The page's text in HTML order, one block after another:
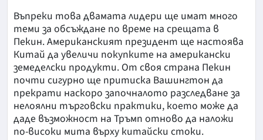
Въпреки това двамата лидери ще имат много
теми за обсъждане по време на срещата в
Пекин. Американският президент ще настоява
Китай да увеличи покупките на американски
земеделски продукти. От своя страна Пекин
почти сигурно ще притиска Вашингтон да
прекрати наскоро започналото разследване за
нелоялни търговски практики, което може да
даде възможност на Тръмп отново да наложи
по-високи мита върху китайски стоки.